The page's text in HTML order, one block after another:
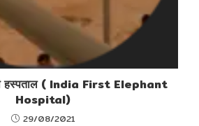
हस्पताल ( India First Elephant
Hospital)
29/08/2021